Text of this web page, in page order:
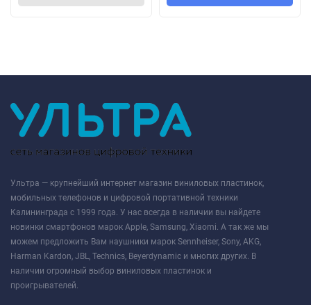
Ультра — крупнейший интернет магазин виниловых пластинок,
мобильных телефонов и цифровой портативной техники
Калининграда с 1999 года. У нас всегда в наличии вы найдете
новинки смартфонов марок Apple, Samsung, Xiaomi. А так же мы
можем предложить Вам наушники марок Sennheiser, Sony, AKG,
Harman Kardon, JBL, Technics, Beyerdynamic и многих других. В
наличии огромный выбор виниловых пластинок и
проигрывателей.